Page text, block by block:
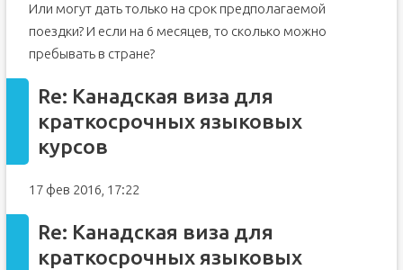
Или могут дать только на срок предполагаемой
поездки? И если на 6 месяцев, то сколько можно
пребывать в стране?
Re: Канадская виза для
краткосрочных языковых
курсов
17 фев 2016, 17:22
Re: Канадская виза для
краткосрочных языковых